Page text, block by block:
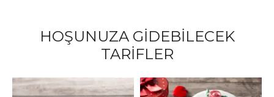
HOŞUNUZA GİDEBİLECEK
TARİFLER